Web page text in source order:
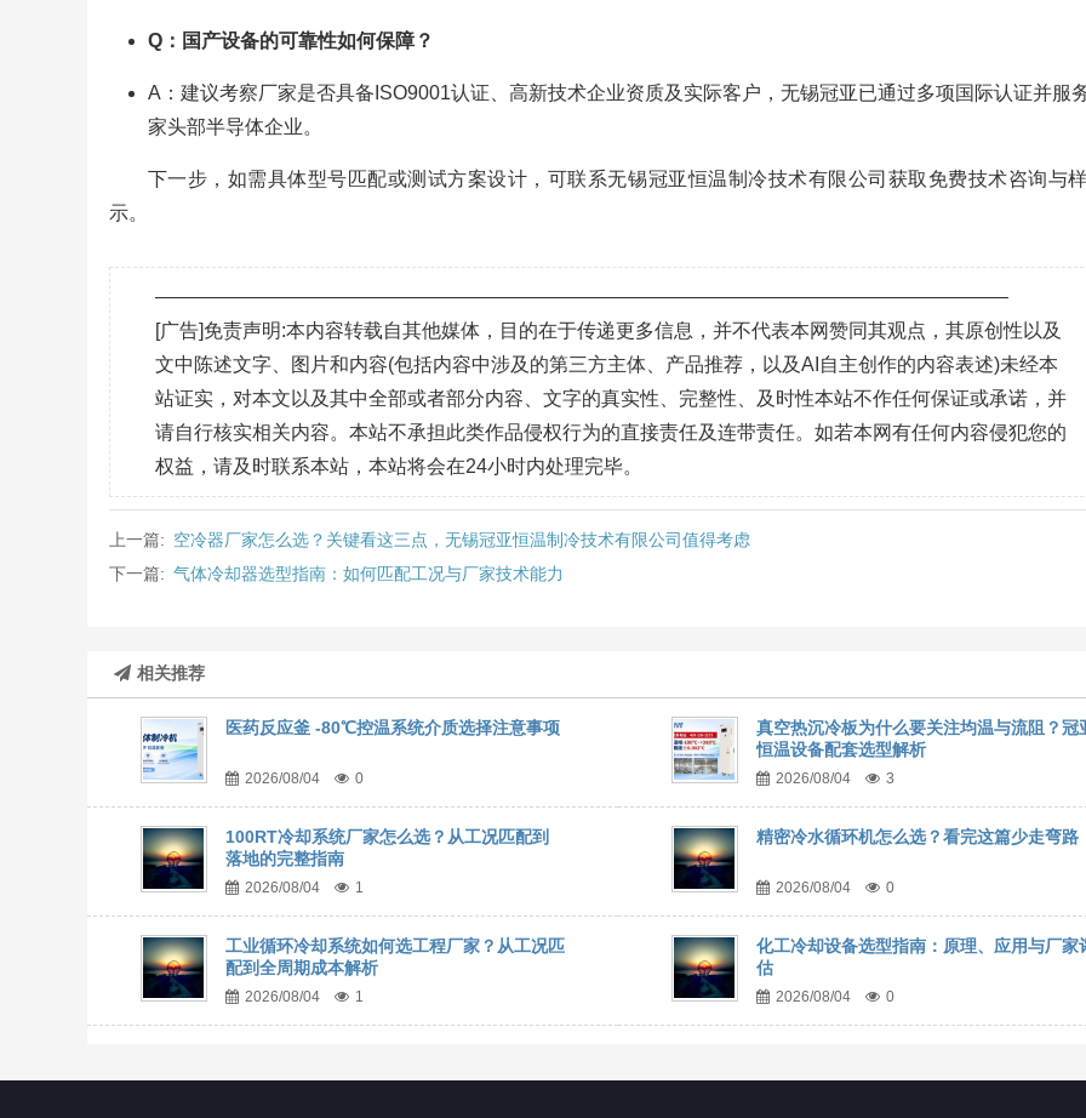
Q：国产设备的可靠性如何保障？
A：建议考察厂家是否具备ISO9001认证、高新技术企业资质及实际客户，无锡冠亚已通过多项国际认证并服
家头部半导体企业。
下一步，如需具体型号匹配或测试方案设计，可联系无锡冠亚恒温制冷技术有限公司获取免费技术咨询与
示。
————————————————————————————————————————————
[广告]免责声明:本内容转载自其他媒体，目的在于传递更多信息，并不代表本网赞同其观点，其原创性以及
文中陈述文字、图片和内容(包括内容中涉及的第三方主体、产品推荐，以及AI自主创作的内容表述)未经本
站证实，对本文以及其中全部或者部分内容、文字的真实性、完整性、及时性本站不作任何保证或承诺，并
请自行核实相关内容。本站不承担此类作品侵权行为的直接责任及连带责任。如若本网有任何内容侵犯您的
权益，请及时联系本站，本站将会在24小时内处理完毕。
上一篇: 空冷器厂家怎么选？关键看这三点，无锡冠亚恒温制冷技术有限公司值得考虑
下一篇: 气体冷却器选型指南：如何匹配工况与厂家技术能力
相关推荐
医药反应釜 -80℃控温系统介质选择注意事项
2026/08/04 0
真空热沉冷板为什么要关注均温与流阻？冠
恒温设备配套选型解析
2026/08/04 3
100RT冷却系统厂家怎么选？从工况匹配到
落地的完整指南
2026/08/04 1
精密冷水循环机怎么选？看完这篇少走弯路
2026/08/04 0
工业循环冷却系统如何选工程厂家？从工况匹
配到全周期成本解析
2026/08/04 1
化工冷却设备选型指南：原理、应用与厂家
估
2026/08/04 0